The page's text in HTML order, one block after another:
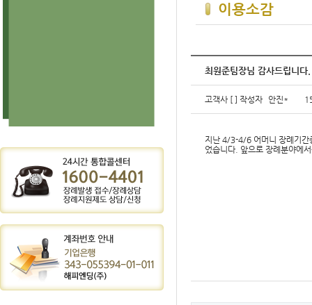
이용소감
최원준팀장님 감사드립니다.
고객사 [ ] 작성자 안진*
지난 4/3-4/6 어머니 장례기간
었습니다. 앞으로 장례분야에